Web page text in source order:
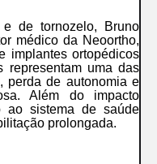
de tornozelo, Bruno
médico da Neoortho,
implantes ortopédicos
uma das
perda de autonomia e
Além do impacto
ao sistema de saúde
prolongada.